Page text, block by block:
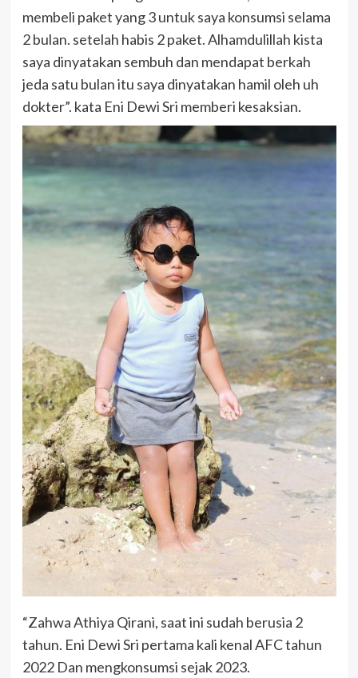
membeli paket yang 3 untuk saya konsumsi selama
2 bulan. setelah habis 2 paket. Alhamdulillah kista
saya dinyatakan sembuh dan mendapat berkah
jeda satu bulan itu saya dinyatakan hamil oleh uh
dokter”. kata Eni Dewi Sri memberi kesaksian.
“Zahwa Athiya Qirani, saat ini sudah berusia 2
tahun. Eni Dewi Sri pertama kali kenal AFC tahun
2022 Dan mengkonsumsi sejak 2023.